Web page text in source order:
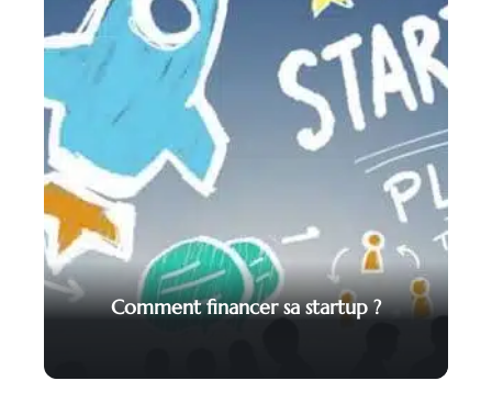
Comment financer sa startup ?